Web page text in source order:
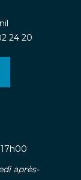
24 20
après-